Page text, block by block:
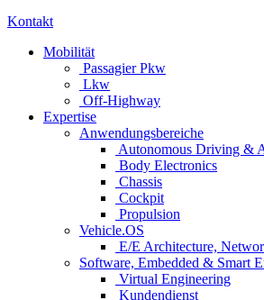
Kontakt
Mobilität
Passagier Pkw
Lkw
Off-Highway
Expertise
Anwendungsbereiche
Autonomous Driving &
Body Electronics
Chassis
Cockpit
Propulsion
Vehicle.OS
E/E Architecture,
Software, Embedded & Smart
Virtual Engineering
Kundendienst